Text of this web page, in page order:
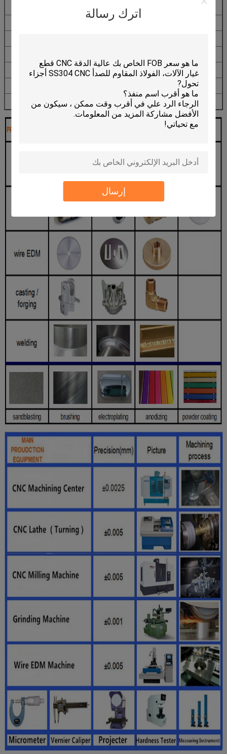
اترك رسالة
إرسال
مسحوق الطلاء، والطلاء
النقش بالليزر، بالشاشة الحريرية
اسودت